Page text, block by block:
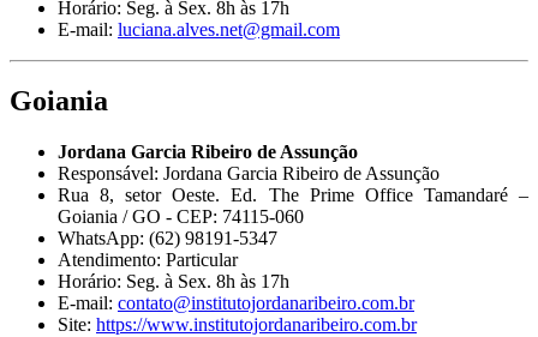
Horário: Seg. à Sex. 8h às 17h
E-mail: luciana.alves.net@gmail.com
Goiania
Jordana Garcia Ribeiro de Assunção
Responsável: Jordana Garcia Ribeiro de Assunção
Rua 8, setor Oeste. Ed. The Prime Office Tamandaré –
Goiania / GO - CEP: 74115-060
WhatsApp: (62) 98191-5347
Atendimento: Particular
Horário: Seg. à Sex. 8h às 17h
E-mail: contato@institutojordanaribeiro.com.br
Site: https://www.institutojordanaribeiro.com.br